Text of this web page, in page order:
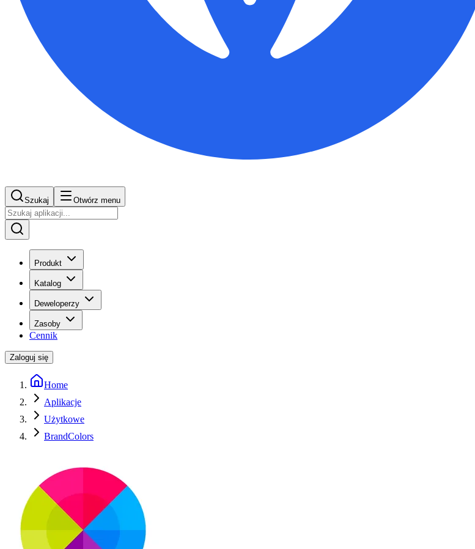
Szukaj Otwórz menu
Produkt
Katalog
Deweloperzy
Zasoby
Cennik
Zaloguj się
Home
Aplikacje
Użytkowe
BrandColors